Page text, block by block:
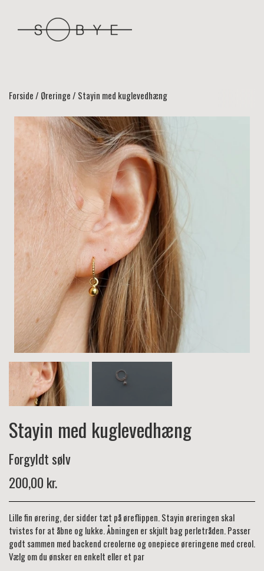
Forside Øreringe Stayin med kuglevedhæng
Stayin med kuglevedhæng
Forgyldt sølv
200,00 kr.
Lille fin ørering, der sidder tæt på øreflippen. Stayin øreringen skal
tvistes for at åbne og lukke. Åbningen er skjult bag perletråden. Passer
godt sammen med backend creolerne og onepiece øreringene med creol.
Vælg om du ønsker en enkelt eller et par